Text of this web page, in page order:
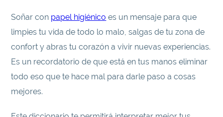
Soñar con papel higiénico es un mensaje para que
limpies tu vida de todo lo malo, salgas de tu zona de
confort y abras tu corazón a vivir nuevas experiencias.
Es un recordatorio de que está en tus manos eliminar
todo eso que te hace mal para darle paso a cosas
mejores.